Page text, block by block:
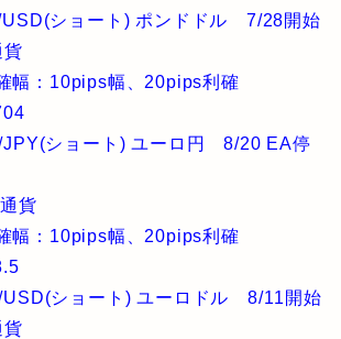
USD(ショート) ポンドドル 7/28開始
貨
幅：10pips幅、20pips利確
JPY(ショート) ユーロ円 8/20 EA停
貨
幅：10pips幅、20pips利確
USD(ショート) ユーロドル 8/11開始
貨